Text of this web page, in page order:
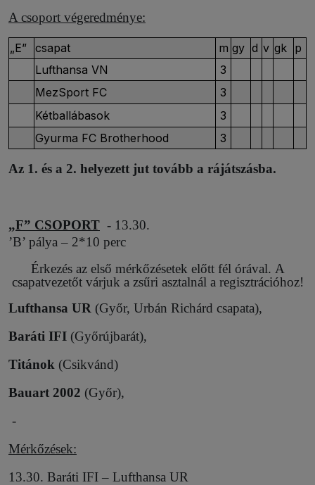
A csoport végeredménye:
„E” csapat m gy d v gk p
Lufthansa VN
3
MezSport FC
3
Kétballábasok
3
Gyurma FC Brotherhood
3
Az 1. és a 2. helyezett jut tovább a rájátszásba.
„F” CSOPORT - 13.30.
’B’ pálya – 2*10 perc
Érkezés az első mérkőzésetek előtt fél órával. A
csapatvezetőt várjuk a zsűri asztalnál a regisztrációhoz!
Lufthansa UR (Győr, Urbán Richárd csapata),
Baráti IFI (Győrújbarát),
Titánok (Csikvánd)
Bauart 2002 (Győr),
-
Mérkőzések:
13.30. Baráti IFI – Lufthansa UR